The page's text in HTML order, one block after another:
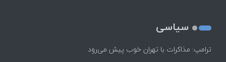
سیاسی
ترامپ: مذاکرات با تهران خوب پیش می‌رود